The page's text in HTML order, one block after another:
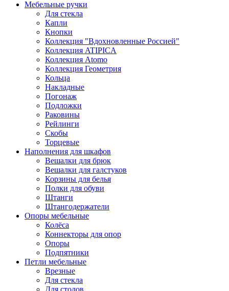
Мебельные ручки
Для стекла
Капли
Кнопки
Коллекция "Вдохновленные Россией"
Коллекция ATIPICA
Коллекция Atomo
Коллекция Геометрия
Кольца
Накладные
Погонаж
Подложки
Раковины
Рейлинги
Скобы
Торцевые
Наполнения для шкафов
Вешалки для брюк
Вешалки для галстуков
Корзины для белья
Полки для обуви
Штанги
Штангодержатели
Опоры мебельные
Колёса
Коннекторы для опор
Опоры
Подпятники
Петли мебельные
Врезные
Для стекла
Для столов